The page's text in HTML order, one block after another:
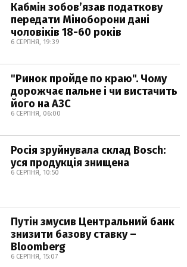
Кабмін зобовʼязав податкову
передати Міноборони дані
чоловіків 18-60 років
6 СЕРПНЯ, 19:39
"Ринок пройде по краю". Чому
дорожчає пальне і чи вистачить
його на АЗС
6 СЕРПНЯ, 06:00
Росія зруйнувала склад Bosch:
уся продукція знищена
6 СЕРПНЯ, 10:50
Путін змусив Центральний банк
знизити базову ставку –
Bloomberg
6 СЕРПНЯ, 15:07